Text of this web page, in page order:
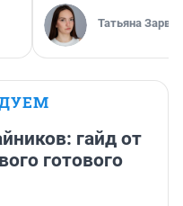
Татьяна Зарва
гайд от
готового